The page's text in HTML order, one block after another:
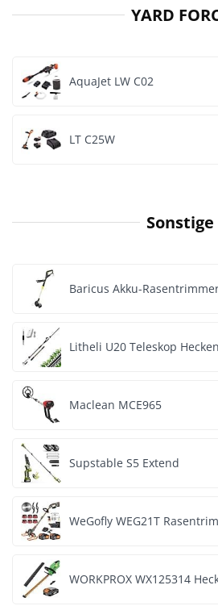
YARD
AquaJet LW C02
LT C25W
Sonstige
Baricus Akku-
Litheli U20 Teleskop
Maclean MCE965
Supstable S5 Extend
WeGofly WEG21T
WORKPROX WX125314